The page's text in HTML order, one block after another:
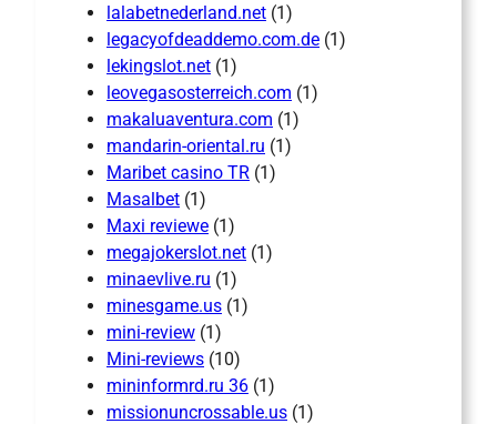
lalabetnederland.net (1)
legacyofdeaddemo.com.de (1)
lekingslot.net (1)
leovegasosterreich.com (1)
makaluaventura.com (1)
mandarin-oriental.ru (1)
Maribet casino TR (1)
Masalbet (1)
Maxi reviewe (1)
megajokerslot.net (1)
minaevlive.ru (1)
minesgame.us (1)
mini-review (1)
Mini-reviews (10)
mininformrd.ru 36 (1)
missionuncrossable.us (1)